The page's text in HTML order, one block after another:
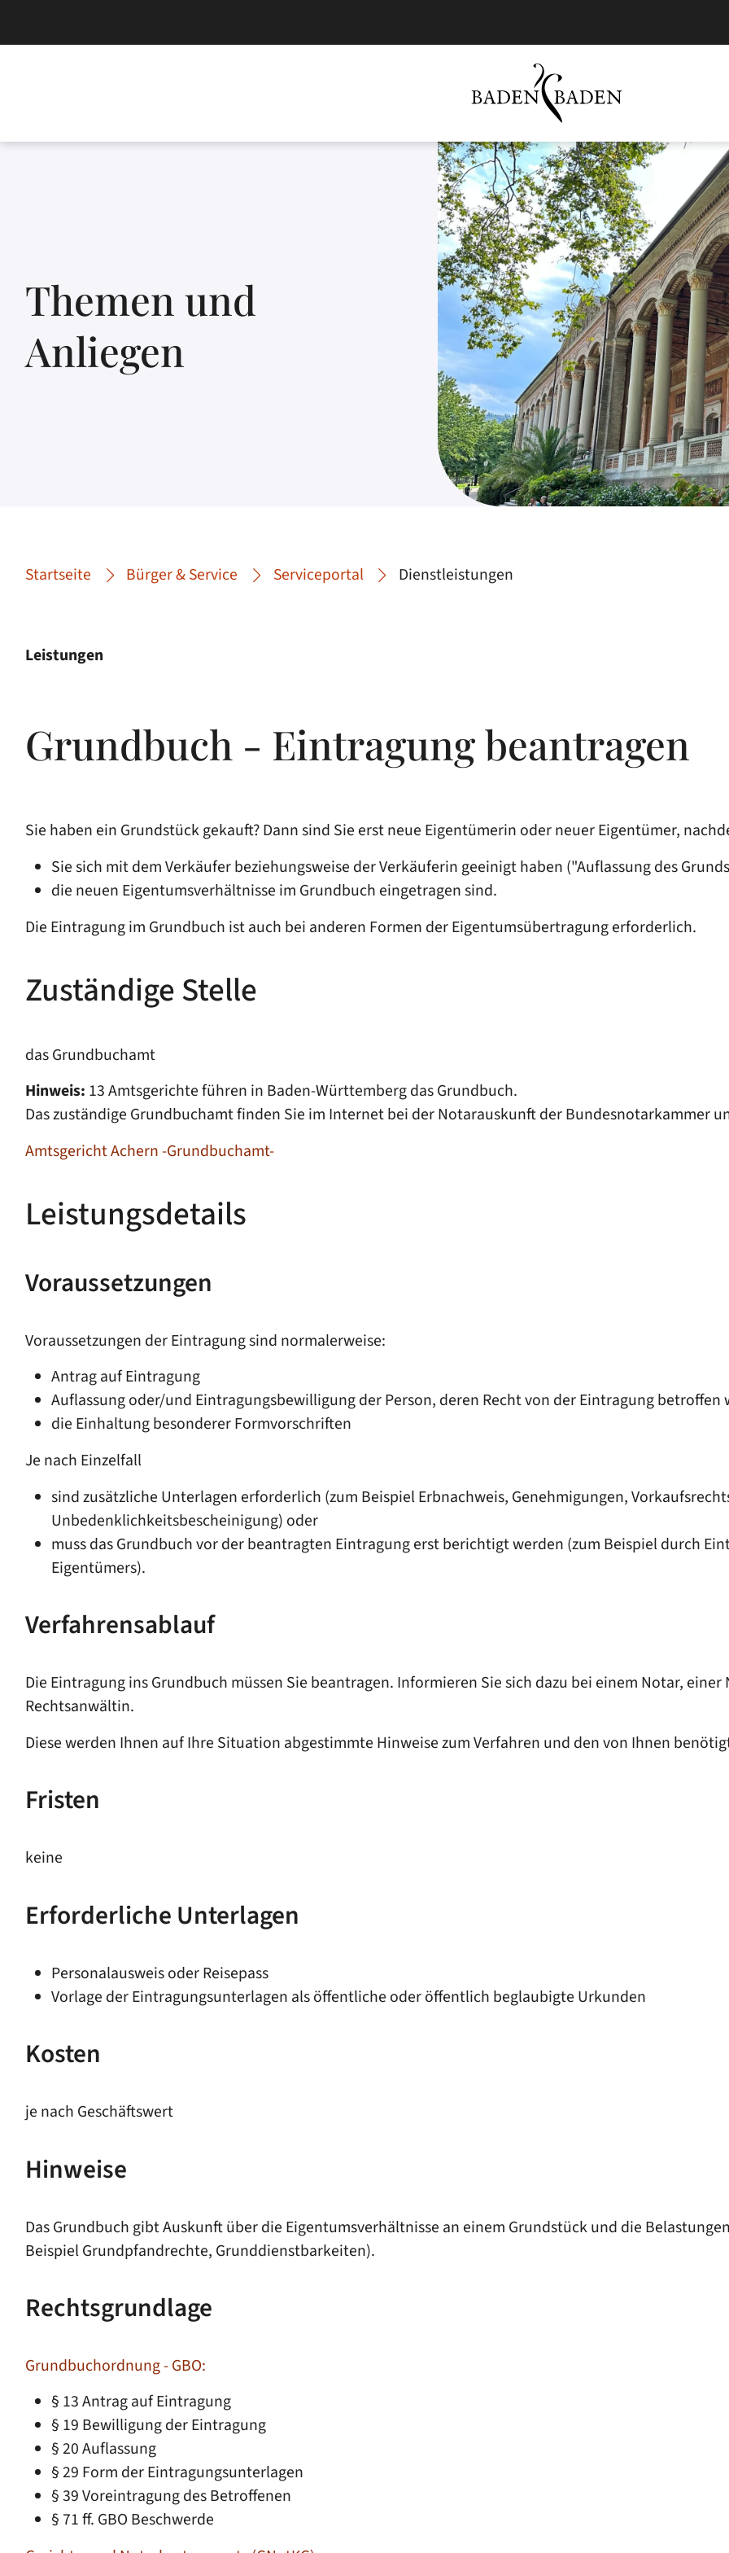
Themen und
Anliegen
Startseite Bürger & Service Serviceportal Dienstleistungen
Leistungen
Grundbuch - Eintragung beantragen
Sie haben ein Grundstück gekauft? Dann sind Sie erst neue Eigentümerin oder neuer Eigentümer,
Sie sich mit dem Verkäufer beziehungsweise der Verkäuferin geeinigt haben ("Auflassung des
die neuen Eigentumsverhältnisse im Grundbuch eingetragen sind.
Die Eintragung im Grundbuch ist auch bei anderen Formen der Eigentumsübertragung erforderlich.
Zuständige Stelle
das Grundbuchamt
Hinweis: 13 Amtsgerichte führen in Baden-Württemberg das Grundbuch.
Das zuständige Grundbuchamt finden Sie im Internet bei der Notarauskunft der Bundesnotarkammer
Amtsgericht Achern -Grundbuchamt-
Leistungsdetails
Voraussetzungen
Voraussetzungen der Eintragung sind normalerweise:
Antrag auf Eintragung
Auflassung oder/und Eintragungsbewilligung der Person, deren Recht von der Eintragung betroffen
die Einhaltung besonderer Formvorschriften
Je nach Einzelfall
sind zusätzliche Unterlagen erforderlich (zum Beispiel Erbnachweis, Genehmigungen,
Unbedenklichkeitsbescheinigung) oder
muss das Grundbuch vor der beantragten Eintragung erst berichtigt werden (zum Beispiel durch
Eigentümers).
Verfahrensablauf
Die Eintragung ins Grundbuch müssen Sie beantragen. Informieren Sie sich dazu bei einem Notar,
Rechtsanwältin.
Diese werden Ihnen auf Ihre Situation abgestimmte Hinweise zum Verfahren und den von Ihnen
Fristen
keine
Erforderliche Unterlagen
Personalausweis oder Reisepass
Vorlage der Eintragungsunterlagen als öffentliche oder öffentlich beglaubigte Urkunden
Kosten
je nach Geschäftswert
Hinweise
Das Grundbuch gibt Auskunft über die Eigentumsverhältnisse an einem Grundstück und die
Beispiel Grundpfandrechte, Grunddienstbarkeiten).
Rechtsgrundlage
Grundbuchordnung - GBO:
§ 13 Antrag auf Eintragung
§ 19 Bewilligung der Eintragung
§ 20 Auflassung
§ 29 Form der Eintragungsunterlagen
§ 39 Voreintragung des Betroffenen
§ 71 ff. GBO Beschwerde